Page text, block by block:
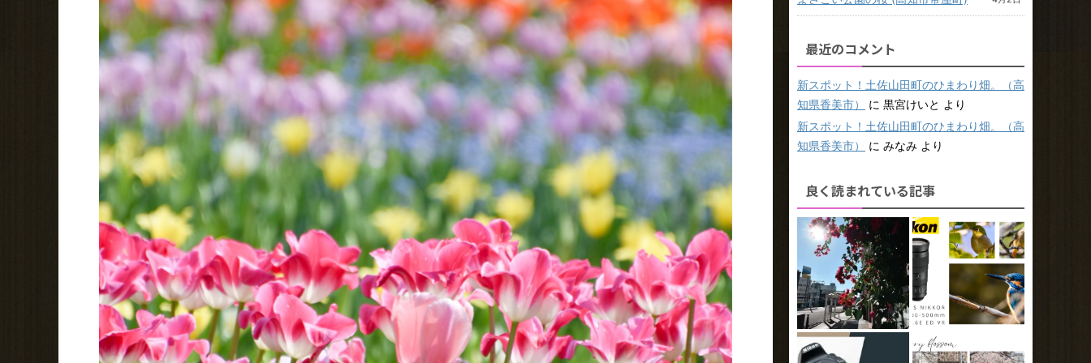
最近のコメント
新スポット！土佐山田町のひまわり畑。（高
知県香美市）
に 黒宮けいと より
新スポット！土佐山田町のひまわり畑。（高
知県香美市）
に みなみ より
良く読まれている記事